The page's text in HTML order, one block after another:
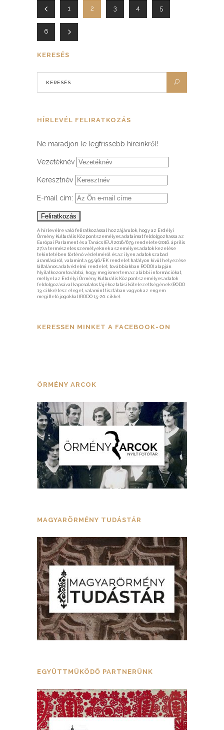
1 2 3 4 5
6
KERESÉS
HÍRLEVÉL FELIRATKOZÁS
Ne maradjon le legfrissebb híreinkről!
Vezetéknév
Keresztnév
E-mail cím:
A hírlevélre való feliratkozással hozzájárulok, hogy az Erdélyi
Örmény Kulturális Központ személyes adataimat feldolgozhassa az
Európai Parlament és a Tanács (EU) 2016/679 rendelete (2016. április
27.) a természetes személyeknek a személyes adatok kezelése
tekintetében történő védelméről és az ilyen adatok szabad
áramlásáról, valamint a 95/46/EK rendelet hatályon kívül helyezése
(általános adatvédelmi rendelet, továbbiakban RODO) alapján.
Nyilatkozom továbbá, hogy megismertem az alábbi információkat,
mellyel az Erdélyi Örmény Kulturális Központ személyes adatok
feldolgozásával kapcsolatos tájékoztatási kötelezettségének (RODO
13. cikke) tesz eleget, valamint tisztában vagyok az engem
megillető jogokkal (RODO 15-20. cikke).
KERESSEN MINKET A FACEBOOK-ON
ÖRMÉNY ARCOK
MAGYARÖRMÉNY TUDÁSTÁR
EGYÜTTMŰKÖDŐ PARTNERÜNK